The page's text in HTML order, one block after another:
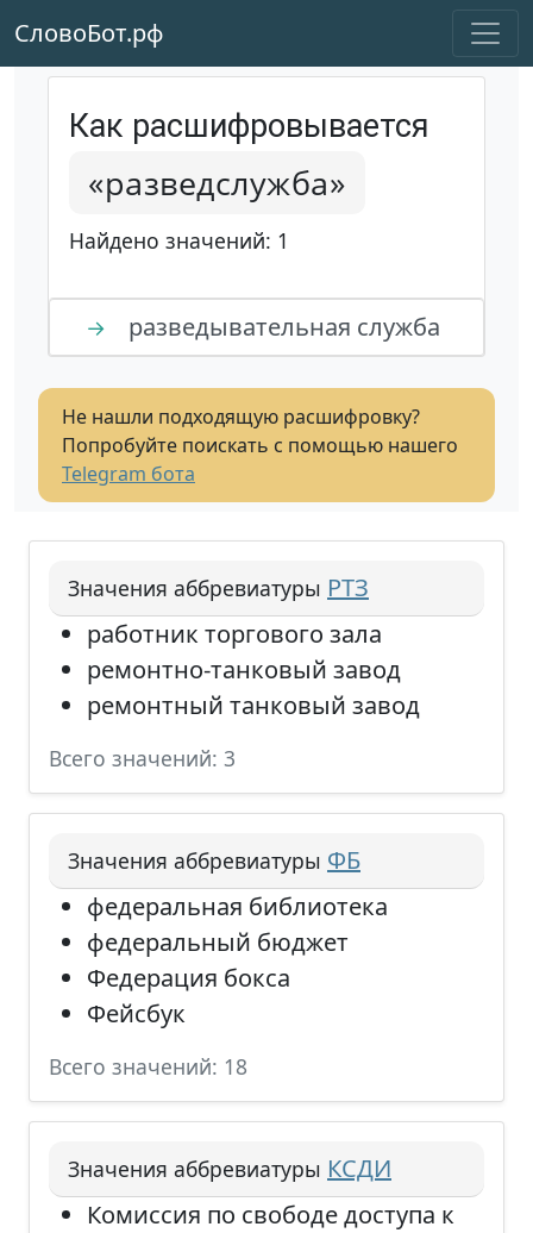
СловоБот.рф
Как расшифровывается
«разведслужба»
Найдено значений: 1
→ разведывательная служба
Не нашли подходящую расшифровку?
Попробуйте поискать с помощью нашего
Telegram бота
Значения аббревиатуры РТЗ
работник торгового зала
ремонтно-танковый завод
ремонтный танковый завод
Всего значений: 3
Значения аббревиатуры ФБ
федеральная библиотека
федеральный бюджет
Федерация бокса
Фейсбук
Всего значений: 18
Значения аббревиатуры КСДИ
Комиссия по свободе доступа к